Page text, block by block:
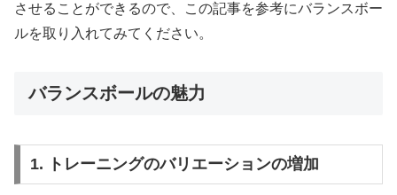
させることができるので、この記事を参考にバランスボー
ルを取り入れてみてください。
バランスボールの魅力
1. トレーニングのバリエーションの増加